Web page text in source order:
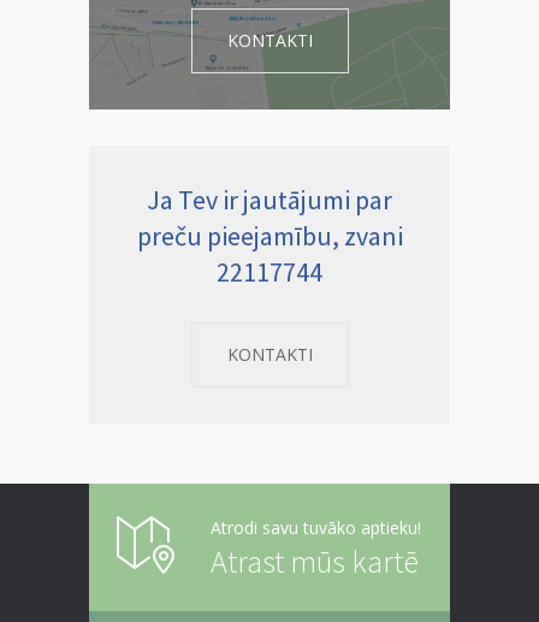
KONTAKTI
Ja Tev ir jautājumi par
preču pieejamību, zvani
22117744
KONTAKTI
Atrodi savu tuvāko aptieku!
Atrast mūs kartē